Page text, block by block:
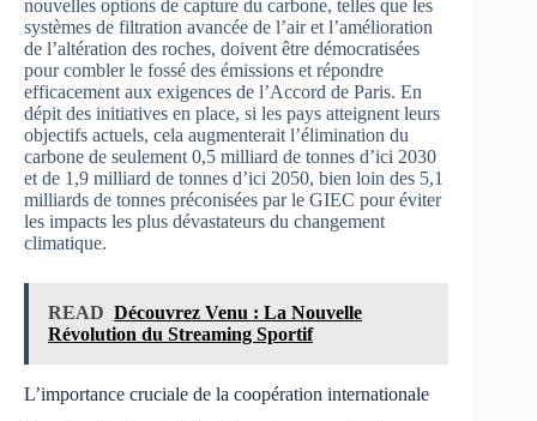
nouvelles options de capture du carbone, telles que les
systèmes de filtration avancée de l’air et l’amélioration
de l’altération des roches, doivent être démocratisées
pour combler le fossé des émissions et répondre
efficacement aux exigences de l’Accord de Paris. En
dépit des initiatives en place, si les pays atteignent leurs
objectifs actuels, cela augmenterait l’élimination du
carbone de seulement 0,5 milliard de tonnes d’ici 2030
et de 1,9 milliard de tonnes d’ici 2050, bien loin des 5,1
milliards de tonnes préconisées par le GIEC pour éviter
les impacts les plus dévastateurs du changement
climatique.
READ Découvrez Venu : La Nouvelle
Révolution du Streaming Sportif
L’importance cruciale de la coopération internationale